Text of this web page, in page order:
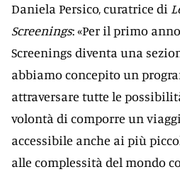
Daniela Persico, curatrice di
Screenings: «Per il primo
Screenings diventa una
abbiamo concepito un
attraversare tutte le
volontà di comporre un
accessibile anche ai più
alle complessità del mondo